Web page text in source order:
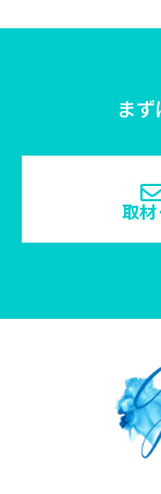
まず
取